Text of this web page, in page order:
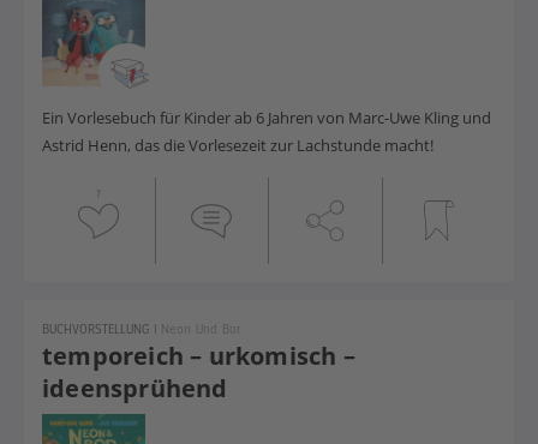
Ein Vorlesebuch für Kinder ab 6 Jahren von Marc-Uwe Kling und
Astrid Henn, das die Vorlesezeit zur Lachstunde macht!
1
temporeich – urkomisch –
ideensprühend
BUCHVORSTELLUNG | Neon Und Bor